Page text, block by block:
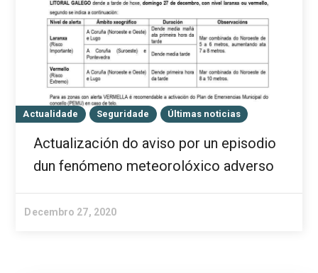
Actualidade Seguridade Últimas noticias
Actualización do aviso por un episodio
dun fenómeno meteorolóxico adverso
Decembro 27, 2020